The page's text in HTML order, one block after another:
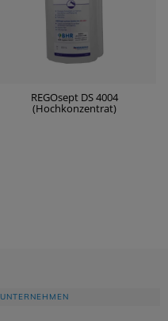
REGOsept DS 4004
(Hochkonzentrat)
UNTERNEHMEN